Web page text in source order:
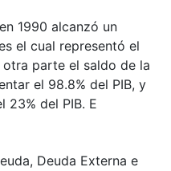
1990 alcanzó un
el cual representó el
otra parte el saldo de la
el 98.8% del PIB, y
23% del PIB. E
, Deuda Externa e